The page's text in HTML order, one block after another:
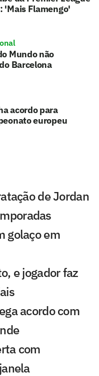
'Mais Flamengo'
Mundo não
Barcelona
acordo para
europeu
de Jordan
golaço em
e jogador faz
acordo com
com